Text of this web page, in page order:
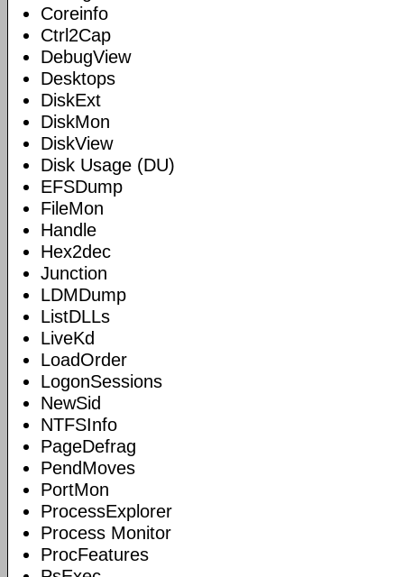
Coreinfo
Ctrl2Cap
DebugView
Desktops
DiskExt
DiskMon
DiskView
Disk Usage (DU)
EFSDump
FileMon
Handle
Hex2dec
Junction
LDMDump
ListDLLs
LiveKd
LoadOrder
LogonSessions
NewSid
NTFSInfo
PageDefrag
PendMoves
PortMon
ProcessExplorer
Process Monitor
ProcFeatures